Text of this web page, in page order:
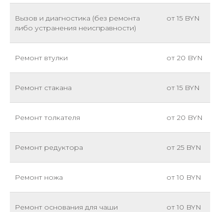
Вызов и диагностика (без ремонта
либо устранения неисправности)
от 15 BYN
Ремонт втулки от 20 BYN
Ремонт стакана от 15 BYN
Ремонт толкателя от 20 BYN
Ремонт редуктора от 25 BYN
Ремонт ножа от 10 BYN
Ремонт основания для чаши от 10 BYN